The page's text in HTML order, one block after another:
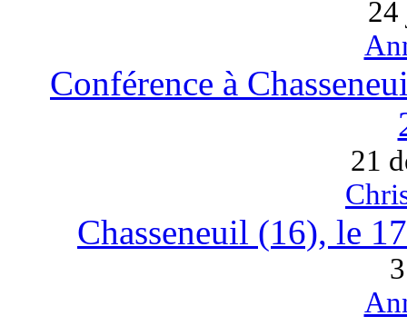
24
Conférence à
21
Chasseneuil (16), le